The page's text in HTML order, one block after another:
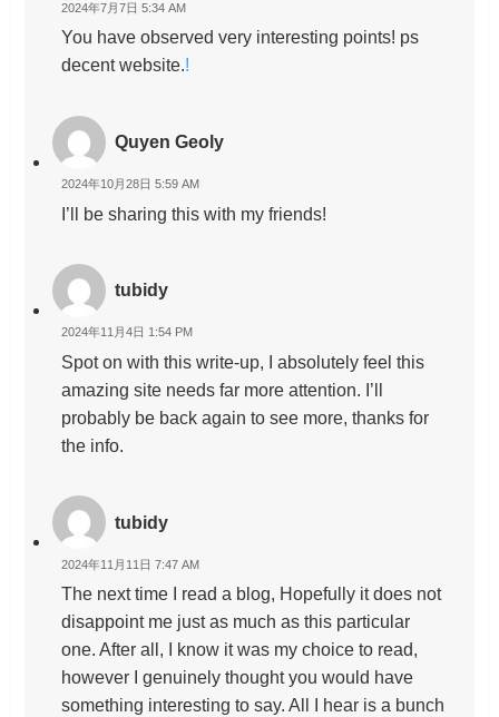
2024年7月7日 5:34 AM
You have observed very interesting points! ps
decent website.!
Quyen Geoly
2024年10月28日 5:59 AM
I’ll be sharing this with my friends!
tubidy
2024年11月4日 1:54 PM
Spot on with this write-up, I absolutely feel this
amazing site needs far more attention. I’ll
probably be back again to see more, thanks for
the info.
tubidy
2024年11月11日 7:47 AM
The next time I read a blog, Hopefully it does not
disappoint me just as much as this particular
one. After all, I know it was my choice to read,
however I genuinely thought you would have
something interesting to say. All I hear is a bunch